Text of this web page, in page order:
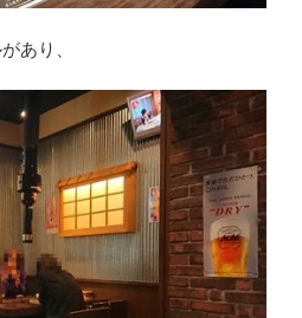
あり、